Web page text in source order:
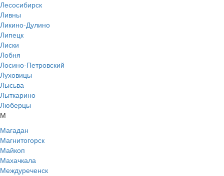
Лесосибирск
Ливны
Ликино-Дулино
Липецк
Лиски
Лобня
Лосино-Петровский
Луховицы
Лысьва
Лыткарино
Люберцы
М
Магадан
Магнитогорск
Майкоп
Махачкала
Междуреченск